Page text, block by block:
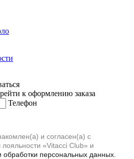
к оформлению заказа
Телефон
и согласен(а) с
«Vitacci Club» и
персональных данных.